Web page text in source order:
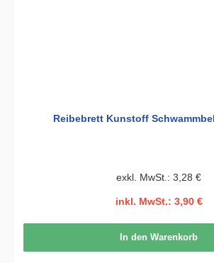
Reibebrett Kunstoff
exkl. MwSt.: 3,28 €
inkl. MwSt.: 3,90 €
In den Warenkorb